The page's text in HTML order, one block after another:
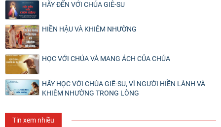
HÃY ĐẾN VỚI CHÚA GIÊ-SU
HIỀN HẬU VÀ KHIÊM NHƯỜNG
HỌC VỚI CHÚA VÀ MANG ÁCH CỦA CHÚA
HÃY HỌC VỚI CHÚA GIÊ-SU, VÌ NGƯỜI HIỀN LÀNH VÀ
KHIÊM NHƯỜNG TRONG LÒNG
Tin xem nhiều